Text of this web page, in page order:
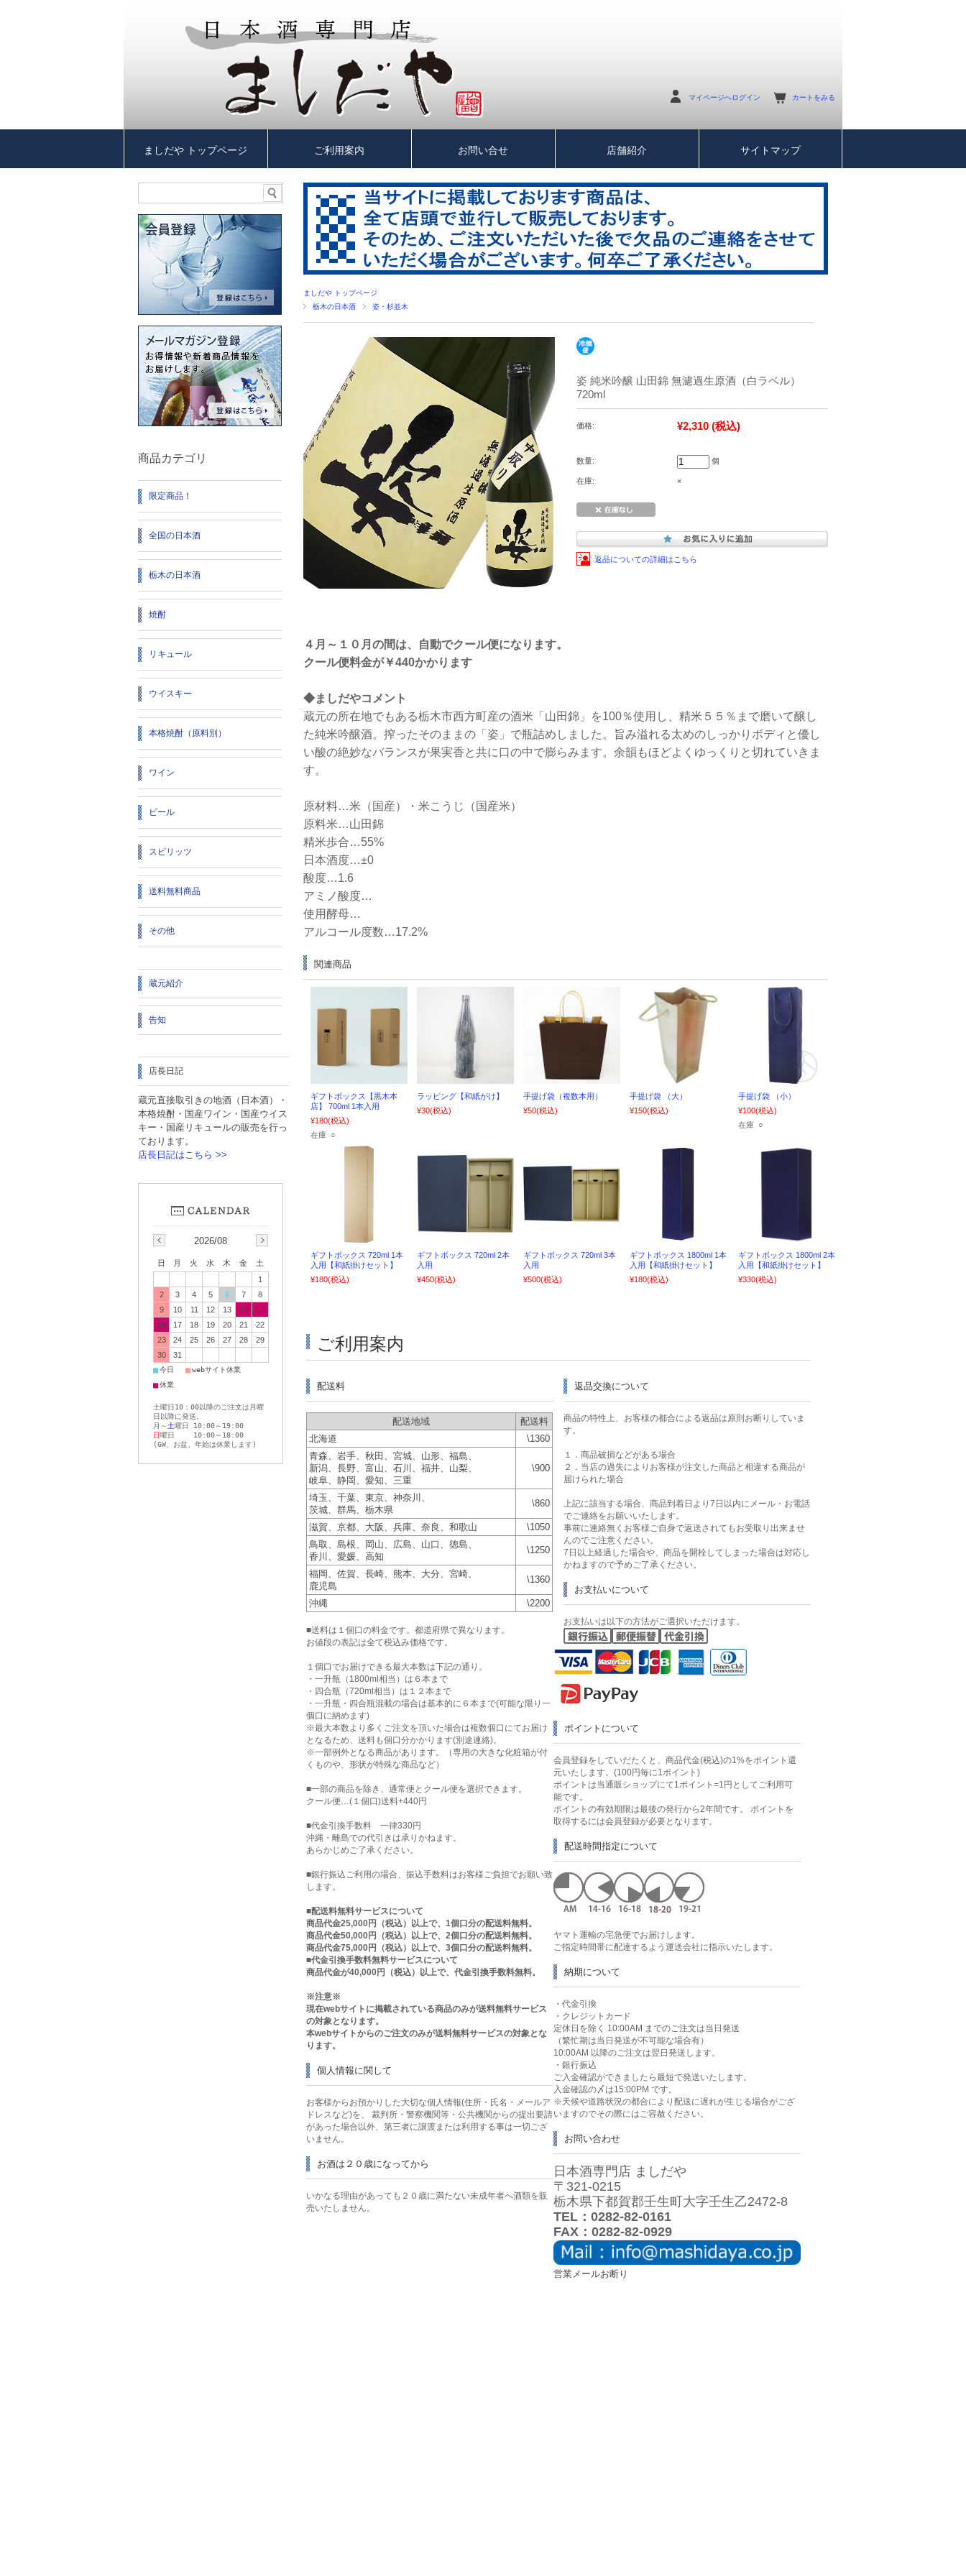
マイページへログイン カートをみる
ましだや トップページ ご利用案内 お問い合せ 店舗紹介 サイトマップ
ましだや トップページ
栃木の日本酒
姿・杉並木
姿 純米吟醸 山田錦 無濾過生原酒（白ラベル）
720ml
価格: ¥2,310 (税込)
数量: 個
在庫: ×
返品についての詳細はこちら
４月～１０月の間は、自動でクール便になります。
クール便料金が￥440かかります
◆ましだやコメント
蔵元の所在地でもある栃木市西方町産の酒米「山田錦」を100％使用し、精米５５％まで磨いて醸し
た純米吟醸酒。搾ったそのままの「姿」で瓶詰めしました。旨み溢れる太めのしっかりボディと優し
い酸の絶妙なバランスが果実香と共に口の中で膨らみます。余韻もほどよくゆっくりと切れていきま
す。
原材料…米（国産）・米こうじ（国産米）
原料米…山田錦
精米歩合…55%
日本酒度…±0
酸度…1.6
アミノ酸度…
使用酵母…
アルコール度数…17.2%
関連商品
ギフトボックス【黒木本
店】 700ml 1本入用
¥180(税込)
在庫 ○
ラッピング【和紙がけ】
¥30(税込)
手提げ袋（複数本用）
¥50(税込)
手提げ袋 （大）
¥150(税込)
手提げ袋 （小）
¥100(税込)
在庫 ○
ギフトボックス 720ml 1本
入用【和紙掛けセット】
¥180(税込)
ギフトボックス 720ml 2本
入用
¥450(税込)
ギフトボックス 720ml 3本
入用
¥500(税込)
ギフトボックス 1800ml 1本
入用【和紙掛けセット】
¥180(税込)
ギフトボックス 1800ml 2本
入用【和紙掛けセット】
¥330(税込)
ご利用案内
配送料
配送地域
配送料
北海道
\1360
青森、岩手、秋田、宮城、山形、福島、
新潟、長野、富山、石川、福井、山梨、
岐阜、静岡、愛知、三重
\900
埼玉、千葉、東京、神奈川、
茨城、群馬、栃木県
\860
滋賀、京都、大阪、兵庫、奈良、和歌山
\1050
鳥取、島根、岡山、広島、山口、徳島、
香川、愛媛、高知
\1250
福岡、佐賀、長崎、熊本、大分、宮崎、
鹿児島
\1360
沖縄 \2200
■送料は１個口の料金です。都道府県で異なります。
お値段の表記は全て税込み価格です。
１個口でお届けできる最大本数は下記の通り。
・一升瓶（1800ml相当）は６本まで
・四合瓶（720ml相当）は１２本まで
・一升瓶・四合瓶混載の場合は基本的に６本まで(可能な限り一
個口に納めます)
※最大本数より多くご注文を頂いた場合は複数個口にてお届け
となるため、送料も個口分かかります(別途連絡)。
※一部例外となる商品があります。（専用の大きな化粧箱が付
くものや、形状が特殊な商品など）
■一部の商品を除き、通常便とクール便を選択できます。
クール便…(１個口)送料+440円
■代金引換手数料 一律330円
沖縄・離島での代引きは承りかねます。
あらかじめご了承ください。
■銀行振込ご利用の場合、振込手数料はお客様ご負担でお願い致
します。
■配送料無料サービスについて
商品代金25,000円（税込）以上で、1個口分の配送料無料。
商品代金50,000円（税込）以上で、2個口分の配送料無料。
商品代金75,000円（税込）以上で、3個口分の配送料無料。
■代金引換手数料無料サービスについて
商品代金が40,000円（税込）以上で、代金引換手数料無料。
※注意※
現在webサイトに掲載されている商品のみが送料無料サービス
の対象となります。
本webサイトからのご注文のみが送料無料サービスの対象とな
ります。
個人情報に関して
お客様からお預かりした大切な個人情報(住所・氏名・メールア
ドレスなど)を、 裁判所・警察機関等・公共機関からの提出要請
があった場合以外、第三者に譲渡または利用する事は一切ござ
いません。
お酒は２０歳になってから
いかなる理由があっても２０歳に満たない未成年者へ酒類を販
売いたしません。
返品交換について
商品の特性上、お客様の都合による返品は原則お断りしていま
す。
１．商品破損などがある場合
２．当店の過失によりお客様が注文した商品と相違する商品が
届けられた場合
上記に該当する場合、商品到着日より7日以内にメール・お電話
でご連絡をお願いいたします。
事前に連絡無くお客様ご自身で返送されてもお受取り出来ませ
んのでご注意ください。
7日以上経過した場合や、商品を開栓してしまった場合は対応し
かねますので予めご了承ください。
お支払いについて
お支払いは以下の方法がご選択いただけます。
ポイントについて
会員登録をしていだたくと、商品代金(税込)の1%をポイント還
元いたします。(100円毎に1ポイント)
ポイントは当通販ショップにて1ポイント=1円としてご利用可
能です。
ポイントの有効期限は最後の発行から2年間です。 ポイントを
取得するには会員登録が必要となります。
配送時間指定について
ヤマト運輸の宅急便でお届けします。
ご指定時間帯に配達するよう運送会社に指示いたします。
納期について
・代金引換
・クレジットカード
定休日を除く 10:00AM までのご注文は当日発送
（繁忙期は当日発送が不可能な場合有）
10:00AM 以降のご注文は翌日発送します。
・銀行振込
ご入金確認ができましたら最短で発送いたします。
入金確認の〆は15:00PM です。
※天候や道路状況の都合により配送に遅れが生じる場合がござ
いますのでその際にはご容赦ください。
お問い合わせ
日本酒専門店 ましだや
〒321-0215
栃木県下都賀郡壬生町大字壬生乙2472-8
TEL：0282-82-0161
FAX：0282-82-0929
営業メールお断り
商品カテゴリ
限定商品！
全国の日本酒
栃木の日本酒
焼酎
リキュール
ウイスキー
本格焼酎（原料別）
ワイン
ビール
スピリッツ
送料無料商品
その他
蔵元紹介
告知
店長日記
蔵元直接取引きの地酒（日本酒）・
本格焼酎・国産ワイン・国産ウイス
キー・国産リキュールの販売を行っ
ております。
店長日記はこちら >>
2026/08
日 月 火 水 木 金
土
1
2
3 4 5 6 7
8
9
10 11 12 13 14
15
16
17 18 19 20 21
22
23
24 25 26 27 28
29
30
31
■今日 ■webサイト休業
■休業
土曜日10：00以降のご注文は月曜
日以降に発送。
月～ 土曜日 10:00～19:00
日曜日 10:00～18:00
(GW、お盆、年始は休業します)